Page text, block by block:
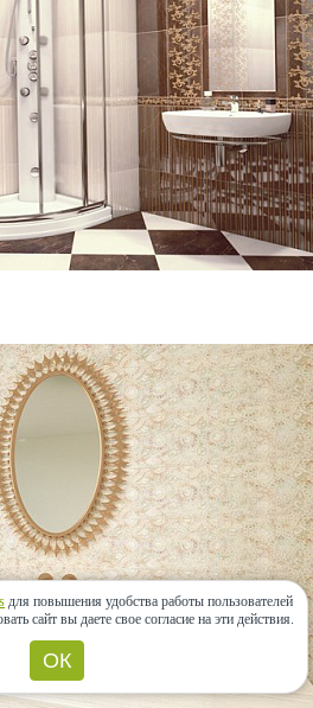
для повышения удобства работы пользователей
сайт вы даете свое согласие на эти действия.
ОК